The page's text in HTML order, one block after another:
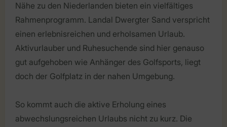
Nähe zu den Niederlanden bieten ein vielfältiges
Rahmenprogramm. Landal Dwergter Sand verspricht
einen erlebnisreichen und erholsamen Urlaub.
Aktivurlauber und Ruhesuchende sind hier genauso
gut aufgehoben wie Anhänger des Golfsports, liegt
doch der Golfplatz in der nahen Umgebung.
So kommt auch die aktive Erholung eines
abwechslungsreichen Urlaubs nicht zu kurz. Die